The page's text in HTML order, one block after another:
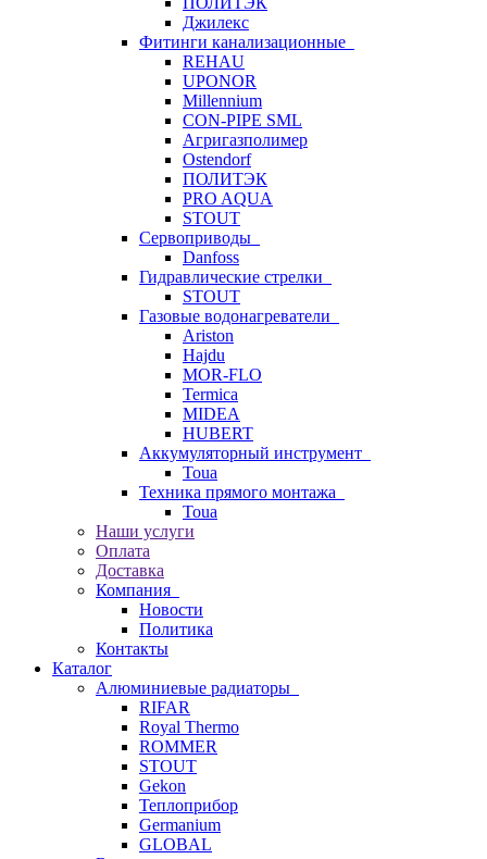
Джилекс
Фитинги канализационные
REHAU
UPONOR
Millennium
CON-PIPE SML
Агригазполимер
Ostendorf
ПОЛИТЭК
PRO AQUA
STOUT
Сервоприводы
Danfoss
Гидравлические стрелки
STOUT
Газовые водонагреватели
Ariston
Hajdu
MOR-FLO
Termica
MIDEA
HUBERT
Аккумуляторный инструмент
Toua
Техника прямого монтажа
Toua
Наши услуги
Оплата
Доставка
Компания
Новости
Политика
Контакты
Каталог
Алюминиевые радиаторы
RIFAR
Royal Thermo
ROMMER
STOUT
Gekon
Теплоприбор
Germanium
GLOBAL